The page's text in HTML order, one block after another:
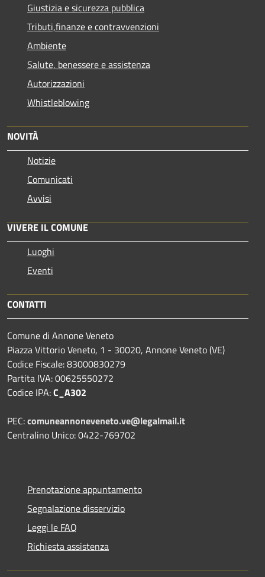
Giustizia e sicurezza pubblica
Tributi,finanze e contravvenzioni
Ambiente
Salute, benessere e assistenza
Autorizzazioni
Whistleblowing
NOVITÀ
Notizie
Comunicati
Avvisi
VIVERE IL COMUNE
Luoghi
Eventi
CONTATTI
Comune di Annone Veneto
Piazza Vittorio Veneto, 1 - 30020, Annone Veneto (VE)
Codice Fiscale: 83000830279
Partita IVA: 00625550272
Codice IPA:C_A302
PEC:comuneannoneveneto.ve@legalmail.it
Centralino Unico: 0422-769702
Prenotazione appuntamento
Segnalazione disservizio
Leggi le FAQ
Richiesta assistenza